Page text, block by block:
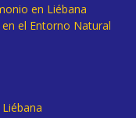
en Liébana
el Entorno Natural